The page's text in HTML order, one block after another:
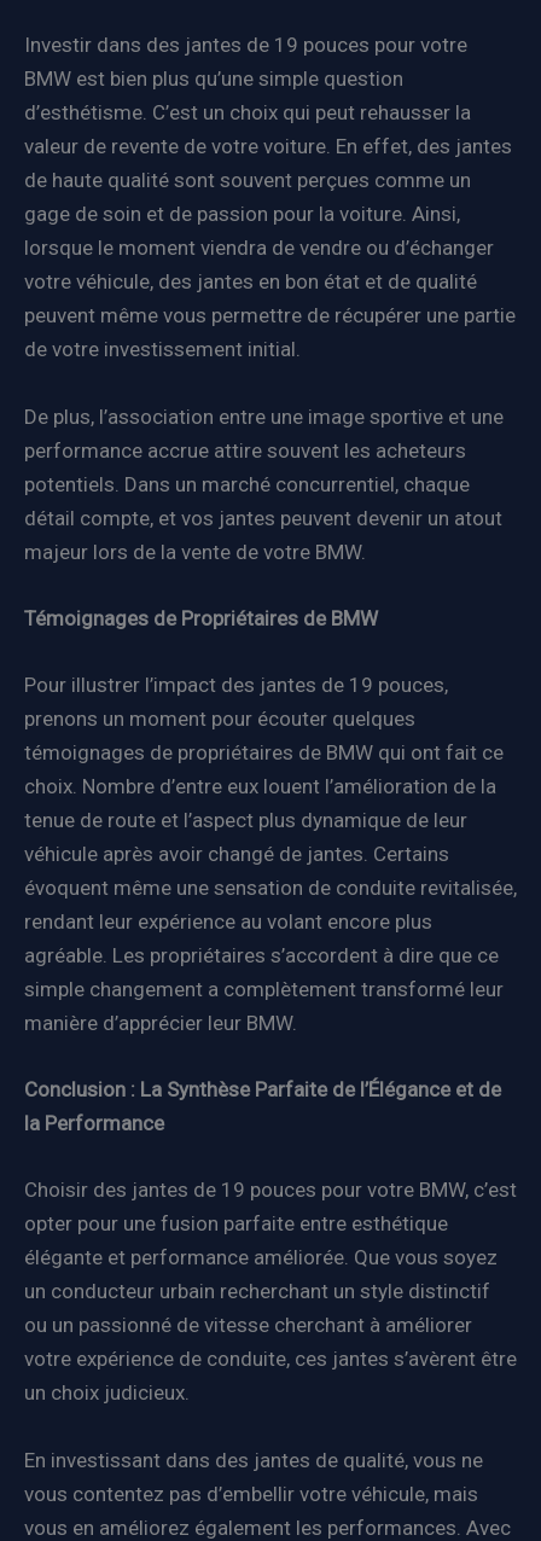
Investir dans des jantes de 19 pouces pour votre
BMW est bien plus qu’une simple question
d’esthétisme. C’est un choix qui peut rehausser la
valeur de revente de votre voiture. En effet, des jantes
de haute qualité sont souvent perçues comme un
gage de soin et de passion pour la voiture. Ainsi,
lorsque le moment viendra de vendre ou d’échanger
votre véhicule, des jantes en bon état et de qualité
peuvent même vous permettre de récupérer une partie
de votre investissement initial.
De plus, l’association entre une image sportive et une
performance accrue attire souvent les acheteurs
potentiels. Dans un marché concurrentiel, chaque
détail compte, et vos jantes peuvent devenir un atout
majeur lors de la vente de votre BMW.
Témoignages de Propriétaires de BMW
Pour illustrer l’impact des jantes de 19 pouces,
prenons un moment pour écouter quelques
témoignages de propriétaires de BMW qui ont fait ce
choix. Nombre d’entre eux louent l’amélioration de la
tenue de route et l’aspect plus dynamique de leur
véhicule après avoir changé de jantes. Certains
évoquent même une sensation de conduite revitalisée,
rendant leur expérience au volant encore plus
agréable. Les propriétaires s’accordent à dire que ce
simple changement a complètement transformé leur
manière d’apprécier leur BMW.
Conclusion : La Synthèse Parfaite de l’Élégance et de
la Performance
Choisir des jantes de 19 pouces pour votre BMW, c’est
opter pour une fusion parfaite entre esthétique
élégante et performance améliorée. Que vous soyez
un conducteur urbain recherchant un style distinctif
ou un passionné de vitesse cherchant à améliorer
votre expérience de conduite, ces jantes s’avèrent être
un choix judicieux.
En investissant dans des jantes de qualité, vous ne
vous contentez pas d’embellir votre véhicule, mais
vous en améliorez également les performances. Avec